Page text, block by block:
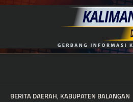
Skip
BERITA DAERAH, KABUPATEN BALANGAN